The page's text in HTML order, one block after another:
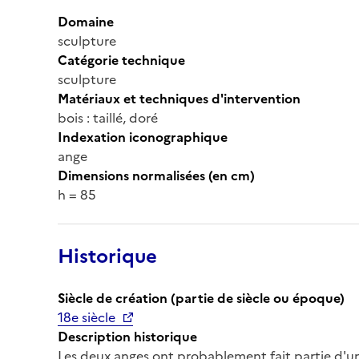
Domaine
sculpture
Catégorie technique
sculpture
Matériaux et techniques d'intervention
bois : taillé, doré
Indexation iconographique
ange
Dimensions normalisées (en cm)
h = 85
Historique
Siècle de création (partie de siècle ou époque)
18e siècle
Description historique